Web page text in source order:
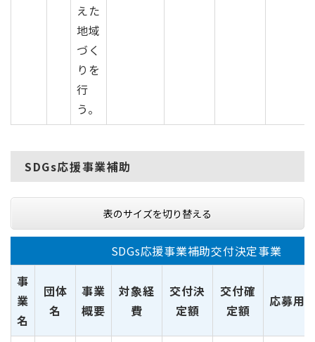
えた
地域
づく
りを
行
う。
SDGs応援事業補助
表のサイズを切り替える
SDGs応援事業補助交付決定事業
事
業
名
団体
名
事業
概要
対象経
費
交付決
定額
交付確
定額
応募用